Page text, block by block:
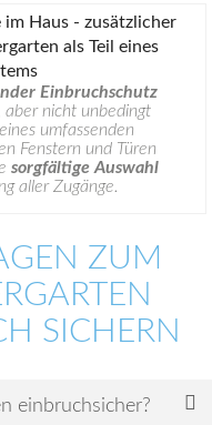
Einbruchschutz
aber nicht unbedingt
umfassenden
Fenstern und Türen
sorgfältige Auswahl
aller Zugänge.
ZUM
SICHERN
einbruchsicher?